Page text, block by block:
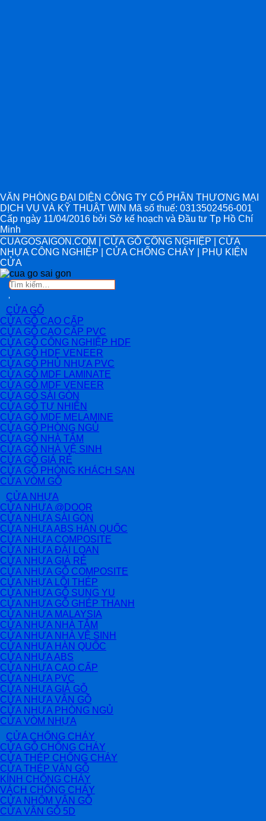
VĂN PHÒNG ĐẠI DIỆN CÔNG TY CỔ PHẦN THƯƠNG MẠI
DỊCH VỤ VÀ KỸ THUẬT WIN Mã số thuế: 0313502456-001
Cấp ngày 11/04/2016 bởi Sở kế hoạch và Đầu tư Tp Hồ Chí
Minh
CUAGOSAIGON.COM | CỬA GỖ CÔNG NGHIỆP | CỬA
NHỰA CÔNG NGHIỆP | CỬA CHỐNG CHÁY | PHỤ KIỆN
CỬA
Tìm
CỬA GỖ
CỬA GỖ CAO CẤP
CỬA GỖ CAO CẤP PVC
CỬA GỖ CÔNG NGHIỆP HDF
CỬA GỖ HDF VENEER
CỬA GỖ PHỦ NHỰA PVC
CỬA GỖ MDF LAMINATE
CỬA GỖ MDF VENEER
CỬA GỖ SÀI GÒN
CỬA GỖ TỰ NHIÊN
CỬA GỖ MDF MELAMINE
CỬA GỖ PHÒNG NGỦ
CỬA GỖ NHÀ TẮM
CỬA GỖ NHÀ VỆ SINH
CỬA GỖ GIÁ RẺ
CỬA GỖ PHÒNG KHÁCH SẠN
CỬA VÒM GỖ
CỬA NHỰA
CỬA NHỰA @DOOR
CỬA NHỰA SÀI GÒN
CỬA NHỰA ABS HÀN QUỐC
CỬA NHỰA COMPOSITE
CỬA NHỰA ĐÀI LOAN
CỬA NHỰA GIÁ RẺ
CỬA NHỰA GỖ COMPOSITE
CỬA NHỰA LÕI THÉP
CỬA NHỰA GỖ SUNG YU
CỬA NHỰA GỖ GHÉP THANH
CỬA NHỰA MALAYSIA
CỬA NHỰA NHÀ TẮM
CỬA NHỰA NHÀ VỆ SINH
CỬA NHỰA HÀN QUỐC
CỬA NHỰA ABS
CỬA NHỰA CAO CẤP
CỬA NHỰA PVC
CỬA NHỰA GIẢ GỖ
CỬA NHỰA VÂN GỖ
CỬA NHỰA PHÒNG NGỦ
CỬA VÒM NHỰA
CỬA CHỐNG CHÁY
CỬA GỖ CHỐNG CHÁY
CỬA THÉP CHỐNG CHÁY
CỬA THÉP VÂN GỖ
KÍNH CHỐNG CHÁY
VÁCH CHỐNG CHÁY
CỬA NHÔM VÂN GỖ
CỬA VÂN GỖ 5D